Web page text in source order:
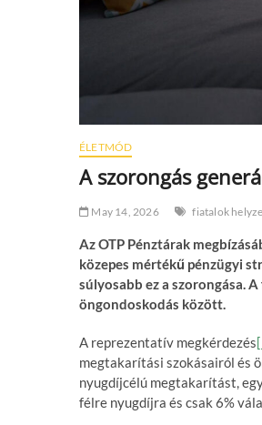
ÉLETMÓD
A szorongás
May 14, 2026 fiatalok
Az OTP Pénztárak
közepes mértékű pénzügyi
súlyosabb ez a szorongása.
öngondoskodás között.
A reprezentatív megkérdezés
megtakarítási szokásairól és
nyugdíjcélú megtakarítást,
félre nyugdíjra és csak 6%